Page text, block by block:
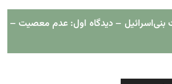
بنی‌اسرائیل – دیدگاه اول: عدم معصیت –